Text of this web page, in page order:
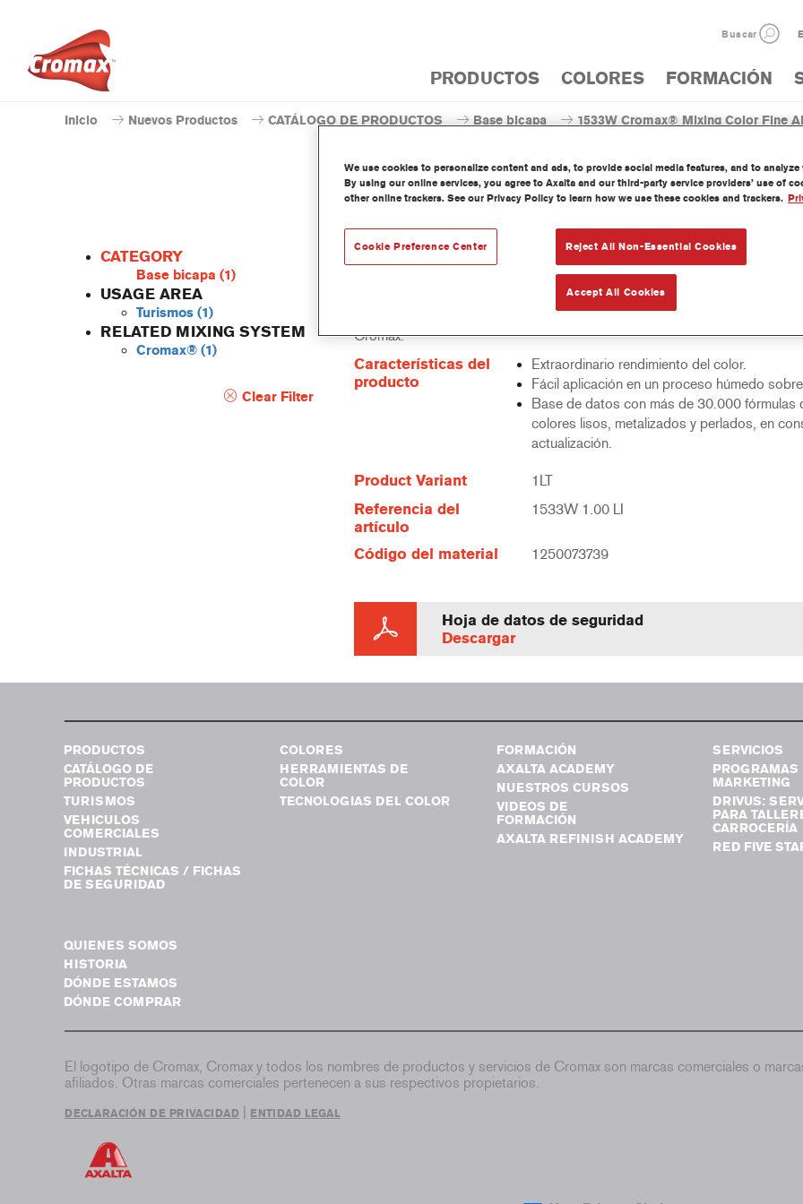
Buscar
PRODUCTOS COLORES FORMACIÓN
Inicio Nuevos Productos CATÁLOGO DE PRODUCTOS Base bicapa 1533W Cromax® Mixing Color Fine
CATEGORY
Base bicapa (1)
USAGE AREA
Turismos (1)
RELATED MIXING SYSTEM
Cromax® (1)
Clear Filter
1533W Cromax® Mixing
Este tinte concentrado base agua forma parte del sistema base bicapa al
Cromax.
Características del
producto
Extraordinario rendimiento del color.
Fácil aplicación en un proceso húmedo
Base de datos con más de 30.000 fórmulas
colores lisos, metalizados y perlados, en
actualización.
Product Variant 1LT
Referencia del
artículo
1533W 1.00 LI
Código del material 1250073739
Hoja de datos de seguridad
Descargar
PRODUCTOS
CATÁLOGO DE
PRODUCTOS
TURISMOS
VEHICULOS
COMERCIALES
INDUSTRIAL
FICHAS TÉCNICAS / FICHAS
DE SEGURIDAD
COLORES
HERRAMIENTAS DE
COLOR
TECNOLOGIAS DEL COLOR
FORMACIÓN
AXALTA ACADEMY
NUESTROS CURSOS
VIDEOS DE
FORMACIÓN
AXALTA REFINISH ACADEMY
SERVICIOS
PROGRAMAS
MARKETING
DRIVUS:
PARA
CARROCERÍA
RED FIVE
QUIENES SOMOS
HISTORIA
DÓNDE ESTAMOS
DÓNDE COMPRAR
El logotipo de Cromax, Cromax y todos los nombres de productos y servicios de Cromax son marcas comerciales o
afiliados. Otras marcas comerciales pertenecen a sus respectivos propietarios.
DECLARACIÓN DE PRIVACIDAD ENTIDAD LEGAL
We use cookies to personalize content and ads, to provide social media features, and to
By using our online services, you agree to Axalta and our third-party service providers’ use of
other online trackers. See our Privacy Policy to learn how we use these cookies and trackers.
Reject All Non-Essential Cookies
Accept All Cookies
Cookie Preference Center